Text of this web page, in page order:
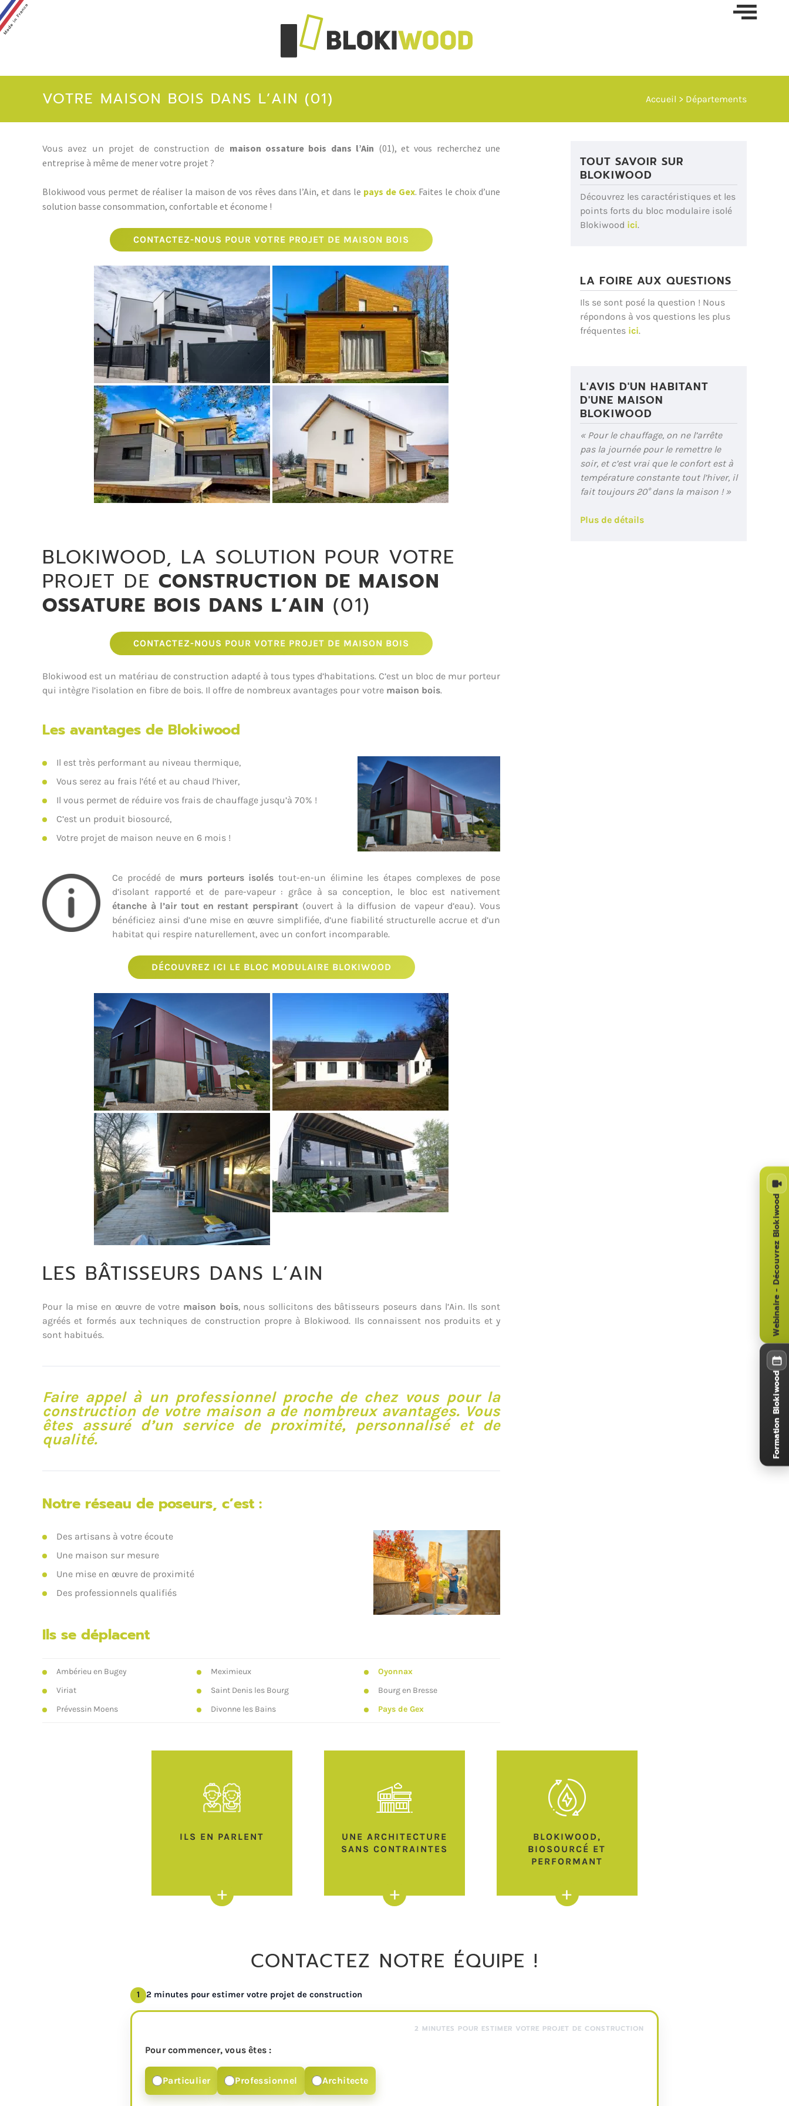
Webinaire - Découvrez Blokiwood
Formation Blokiwood
VOTRE MAISON BOIS DANS L’AIN (01) Accueil > Départements
Vous avez un projet de construction de maison ossature bois dans l’Ain (01), et vous recherchez une
entreprise à même de mener votre projet ?
Blokiwood vous permet de réaliser la maison de vos rêves dans l’Ain, et dans le pays de Gex. Faites le choix d’une
solution basse consommation, confortable et économe !
CONTACTEZ-NOUS POUR VOTRE PROJET DE MAISON BOIS
BLOKIWOOD, LA SOLUTION POUR VOTRE
PROJET DE CONSTRUCTION DE MAISON
OSSATURE BOIS DANS L’AIN (01)
CONTACTEZ-NOUS POUR VOTRE PROJET DE MAISON BOIS
Blokiwood est un matériau de construction adapté à tous types d’habitations. C’est un bloc de mur porteur
qui intègre l’isolation en fibre de bois. Il offre de nombreux avantages pour votre maison bois.
Les avantages de Blokiwood
Il est très performant au niveau thermique,
Vous serez au frais l’été et au chaud l’hiver,
Il vous permet de réduire vos frais de chauffage jusqu’à 70% !
C’est un produit biosourcé,
Votre projet de maison neuve en 6 mois !
Ce procédé de murs porteurs isolés tout-en-un élimine les étapes complexes de pose
d’isolant rapporté et de pare-vapeur : grâce à sa conception, le bloc est nativement
étanche à l’air tout en restant perspirant(ouvert à la diffusion de vapeur d’eau). Vous
bénéficiez ainsi d’une mise en œuvre simplifiée, d’une fiabilité structurelle accrue et d’un
habitat qui respire naturellement, avec un confort incomparable.
DÉCOUVREZ ICI LE BLOC MODULAIRE BLOKIWOOD
LES BÂTISSEURS DANS L’AIN
Pour la mise en œuvre de votre maison bois, nous sollicitons des bâtisseurs poseurs dans l’Ain. Ils sont
agréés et formés aux techniques de construction propre à Blokiwood. Ils connaissent nos produits et y
sont habitués.
Faire appel à un professionnel proche de chez vous pour la
construction de votre maison a de nombreux avantages. Vous
êtes assuré d’un service de proximité, personnalisé et de
qualité.
Notre réseau de poseurs, c’est :
Des artisans à votre écoute
Une maison sur mesure
Une mise en œuvre de proximité
Des professionnels qualifiés
Ils se déplacent
Ambérieu en Bugey
Viriat
Prévessin Moens
Meximieux
Saint Denis les Bourg
Divonne les Bains
Oyonnax
Bourg en Bresse
Pays de Gex
TOUT SAVOIR SUR
BLOKIWOOD
Découvrez les caractéristiques et les
points forts du bloc modulaire isolé
Blokiwood ici.
LA FOIRE AUX QUESTIONS
Ils se sont posé la question ! Nous
répondons à vos questions les plus
fréquentes ici.
L'AVIS D'UN HABITANT
D'UNE MAISON
BLOKIWOOD
« Pour le chauffage, on ne l’arrête
pas la journée pour le remettre le
soir, et c’est vrai que le confort est à
température constante tout l’hiver, il
fait toujours 20° dans la maison ! »
Plus de détails
ILS EN PARLENT
+
UNE ARCHITECTURE
SANS CONTRAINTES
+
BLOKIWOOD,
BIOSOURCÉ ET
PERFORMANT
+
CONTACTEZ NOTRE ÉQUIPE !
1 2 minutes pour estimer votre projet de construction
2 MINUTES POUR ESTIMER VOTRE PROJET DE CONSTRUCTION
Pour commencer, vous êtes :
Particulier Professionnel Architecte